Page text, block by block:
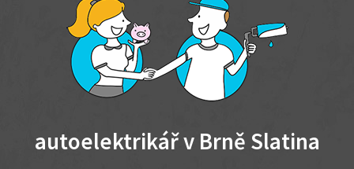
autoelektrikář v Brně Slatina